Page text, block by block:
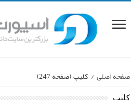
صفحه اصلی / کلیپ(صفحه 247)
کلیپ